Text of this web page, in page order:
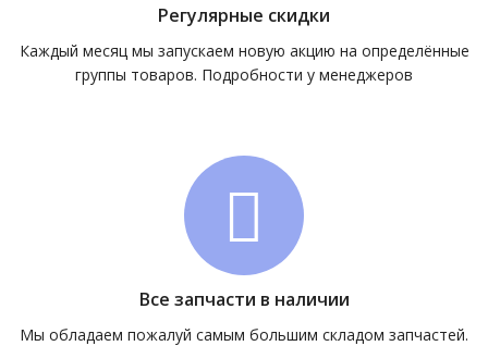
Регулярные скидки
Каждый месяц мы запускаем новую акцию на определённые
группы товаров. Подробности у менеджеров
Все запчасти в наличии
Мы обладаем пожалуй самым большим складом запчастей.